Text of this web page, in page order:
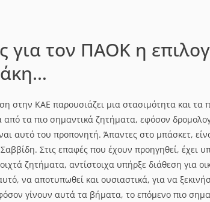
για τον ΠΑΟΚ η
στην ΚΑΕ παρουσιάζει μια στασιμότητα και τα
τα πιο σημαντικά ζητήματα, εφόσον
αυτό του προπονητή. Άπαντες στο μπάσκετ,
Στις επαφές που έχουν προηγηθεί, έχει
ζητήματα, αντίστοιχα υπήρξε διάθεση για
να αποτυπωθεί και ουσιαστικά, για να
γίνουν αυτά τα βήματα, το επόμενο πιο